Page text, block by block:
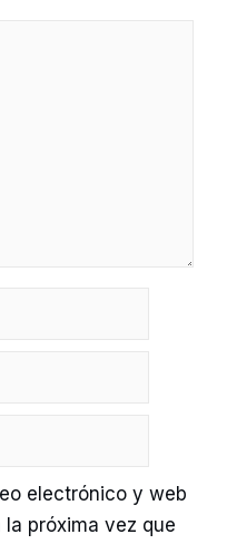
electrónico y web
próxima vez que